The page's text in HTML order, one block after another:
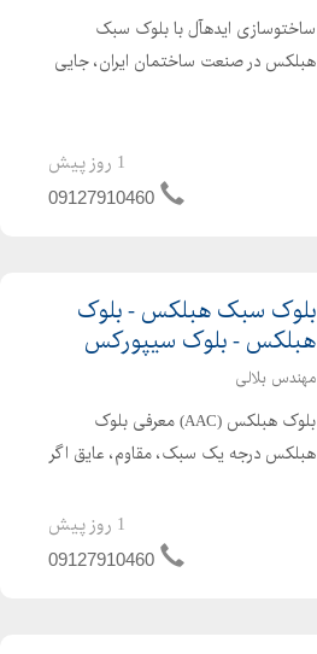
ساختوسازی ایدهآل با بلوک سبک
هبلکس در صنعت ساختمان ایران، جایی
بلوارا راهحلی مطمئن برای ساختوسازی
ایمن، سریع و اقتصادی ...
1 روز پیش
09127910460
بلوک سبک هبلکس - بلوک
هبلکس - بلوک سیپورکس
مهندس بلالی
بلوک هبلکس (AAC) معرفی بلوک
هبلکس درجه یک سبک، مقاوم، عایق اگر
ساخت شما را چندبرابر کند و هم کیفیت
نهایی بنا را چندین سطح بالاتر ببرد، بلوک
1 روز پیش
09127910460